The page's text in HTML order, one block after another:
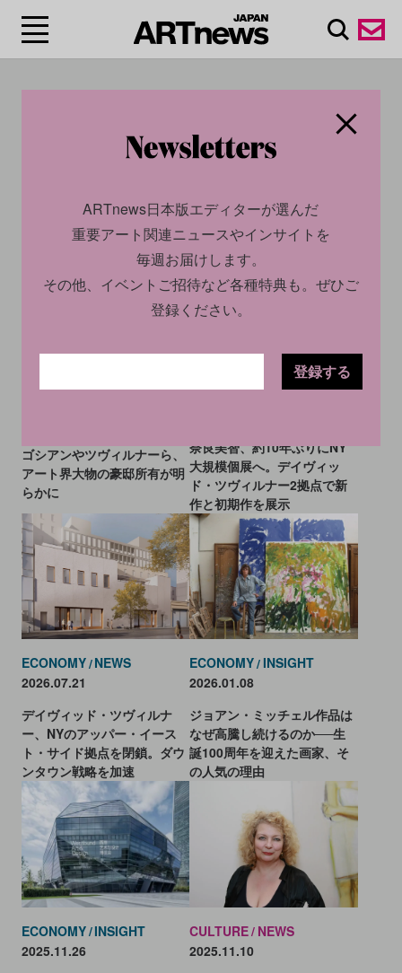
#デイヴィッド・ツヴィ
ルナー/David Zwirner
ゴシアンやツヴィルナーら、
アート界大物の豪邸所有が明
らかに
CULTURE NEWS
奈良美智、約10年ぶりにNY
大規模個展へ。デイヴィッ
ド・ツヴィルナー2拠点で新
作と初期作を展示
ECONOMY NEWS
2026.07.21
デイヴィッド・ツヴィルナ
ー、NYのアッパー・イース
ト・サイド拠点を閉鎖。ダウ
ンタウン戦略を加速
ECONOMY INSIGHT
2026.01.08
ジョアン・ミッチェル作品は
なぜ高騰し続けるのか──生
誕100周年を迎えた画家、そ
の人気の理由
ECONOMY INSIGHT
2025.11.26
CULTURE NEWS
2025.11.10
ARTnews日本版エディターが選んだ
重要アート関連ニュースやインサイトを
毎週お届けします。
その他、イベントご招待など各種特典も。ぜひご
登録ください。
登録する